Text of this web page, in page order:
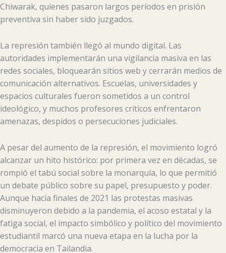
Chiwarak, quienes pasaron largos períodos en prisión
preventiva sin haber sido juzgados.
La represión también llegó al mundo digital. Las
autoridades implementarán una vigilancia masiva en las
redes sociales, bloquearán sitios web y cerrarán medios de
comunicación alternativos. Escuelas, universidades y
espacios culturales fueron sometidos a un control
ideológico, y muchos profesores críticos enfrentaron
amenazas, despidos o persecuciones judiciales.
A pesar del aumento de la represión, el movimiento logró
alcanzar un hito histórico: por primera vez en décadas, se
rompió el tabú social sobre la monarquía, lo que permitió
un debate público sobre su papel, presupuesto y poder.
Aunque hacia finales de 2021 las protestas masivas
disminuyeron debido a la pandemia, el acoso estatal y la
fatiga social, el impacto simbólico y político del movimiento
estudiantil marcó una nueva etapa en la lucha por la
democracia en Tailandia.